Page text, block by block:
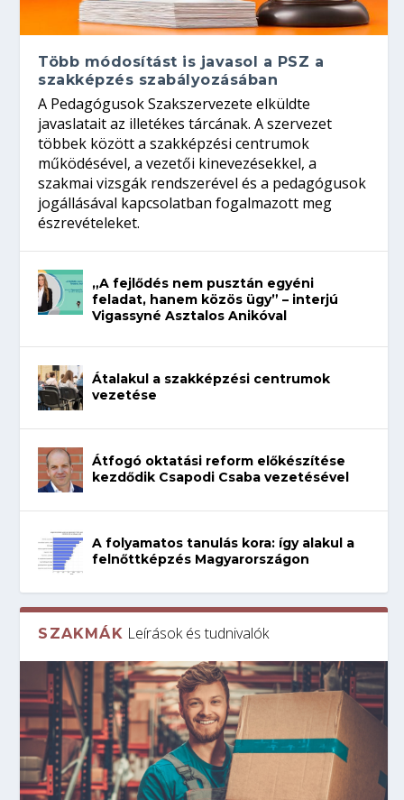
Több módosítást is javasol a PSZ a
szakképzés szabályozásában
A Pedagógusok Szakszervezete elküldte
javaslatait az illetékes tárcának. A szervezet
többek között a szakképzési centrumok
működésével, a vezetői kinevezésekkel, a
szakmai vizsgák rendszerével és a pedagógusok
jogállásával kapcsolatban fogalmazott meg
észrevételeket.
„A fejlődés nem pusztán egyéni
feladat, hanem közös ügy” – interjú
Vigassyné Asztalos Anikóval
Átalakul a szakképzési centrumok
vezetése
Átfogó oktatási reform előkészítése
kezdődik Csapodi Csaba vezetésével
A folyamatos tanulás kora: így alakul a
felnőttképzés Magyarországon
SZAKMÁK Leírások és tudnivalók